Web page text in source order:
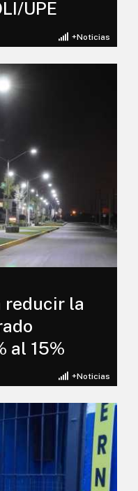
+Noticias
UPE
+Noticias
reducir la
al 15%